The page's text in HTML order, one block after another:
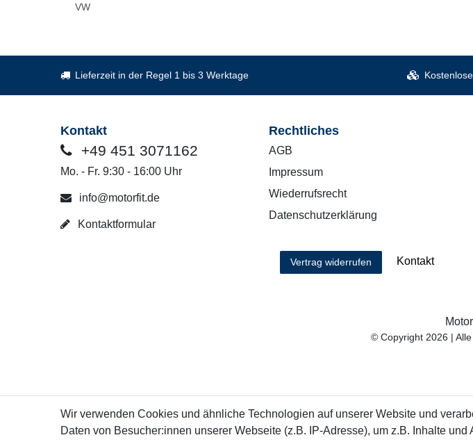
VW
Lieferzeit in der Regel 1 bis 3 Werktage
Kontakt
+49 451 3071162
Mo. - Fr. 9:30 - 16:00 Uhr
info@motorfit.de
Kontaktformular
Rechtliches
AGB
Impressum
Wiederrufsrecht
Datenschutzerklärung
Vertrag widerrufen Kontakt
© Copyright 2026 |
Wir verwenden Cookies und ähnliche Technologien auf unserer Website und
Daten von Besucher:innen unserer Webseite (z.B. IP-Adresse), um z.B. Inhalte und